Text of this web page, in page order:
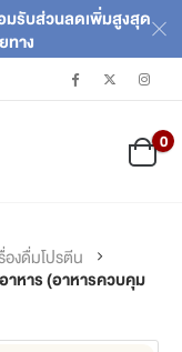
มรับส่วนลดเพิ่มสูงสุด
ทาง
0
องดื่มโปรตีน
หาร (อาหารควบคุม